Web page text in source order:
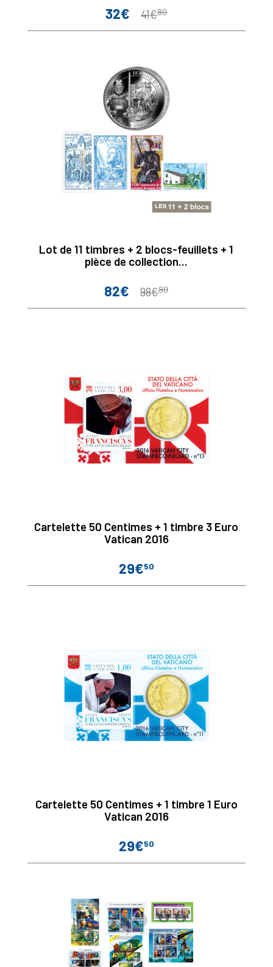
Prix
32€
Prix
41€80
Lot de 11 timbres + 2 blocs-feuillets + 1
pièce de collection...
Prix
82€
Prix
98€80
Cartelette 50 Centimes + 1 timbre 3 Euro
Vatican 2016
Prix
29€50
Cartelette 50 Centimes + 1 timbre 1 Euro
Vatican 2016
Prix
29€50